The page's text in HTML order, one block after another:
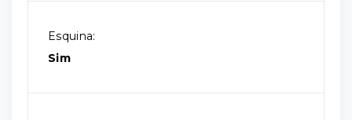
Esquina:
Sim